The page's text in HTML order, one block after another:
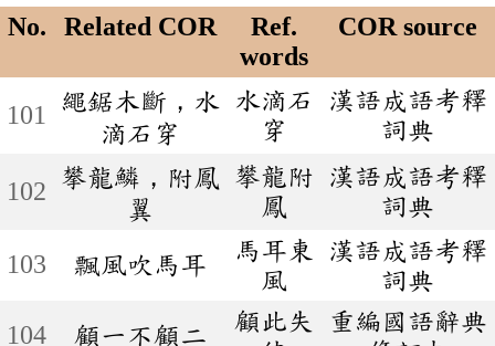
No. Related COR
Ref.
words
COR source
101
繩鋸木斷，水
滴石穿
水滴石
穿
漢語成語考釋
詞典
102 攀龍鱗，附鳳
翼
攀龍附
鳳
漢語成語考釋
詞典
103 飄風吹馬耳
馬耳東
風
漢語成語考釋
詞典
104
顧一不顧二
顧此失
重編國語辭典